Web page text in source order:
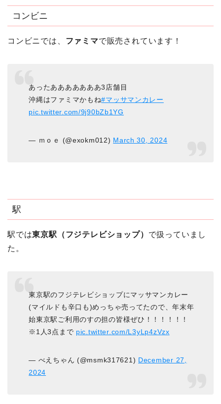
コンビニ
コンビニでは、 ファミマで販売されています！
あったあああああああ3店舗目
沖縄はファミマかもね#マッサマンカレー
pic.twitter.com/9j90bZb1YG
— ｍｏｅ (@exokm012) March 30, 2024
駅
駅では東京駅（フジテレビショップ） で扱っていまし
た。
東京駅のフジテレビショップにマッサマンカレー
(マイルドも辛口も)めっちゃ売ってたので、年末年
始東京駅ご利用のすの担の皆様ぜひ！！！！！！
※1人3点まで pic.twitter.com/L3yLp4zVzx
— べえちゃん (@msmk317621) December 27,
2024